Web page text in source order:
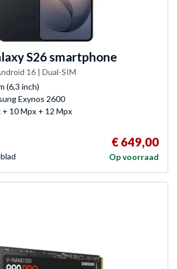
S26 smartphone
16 | Dual-SIM
(6,3 inch)
Exynos 2600
+ 10 Mpx + 12 Mpx
€ 649,00
Op voorraad